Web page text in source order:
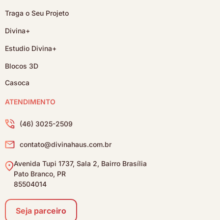
Traga o Seu Projeto
Divina+
Estudio Divina+
Blocos 3D
Casoca
ATENDIMENTO
(46) 3025-2509
contato@divinahaus.com.br
Avenida Tupi 1737, Sala 2, Bairro Brasília
Pato Branco, PR
85504014
Seja parceiro